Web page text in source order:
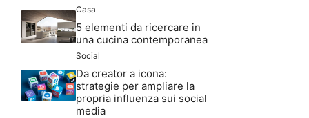
Casa
5 elementi da ricercare in
una cucina contemporanea
Social
Da creator a icona:
strategie per ampliare la
propria influenza sui social
media